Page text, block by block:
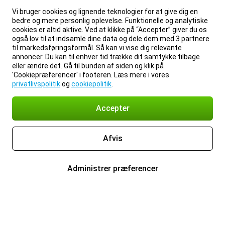
Vi bruger cookies og lignende teknologier for at give dig en
bedre og mere personlig oplevelse. Funktionelle og analytiske
cookies er altid aktive. Ved at klikke på “Accepter” giver du os
også lov til at indsamle dine data og dele dem med 3 partnere
til markedsføringsformål. Så kan vi vise dig relevante
annoncer. Du kan til enhver tid trække dit samtykke tilbage
eller ændre det. Gå til bunden af siden og klik på
'Cookiepræferencer' i footeren. Læs mere i vores
privatlivspolitikog cookiepolitik
Accepter
Afvis
Administrer præferencer